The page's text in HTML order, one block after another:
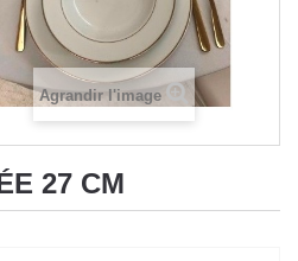
Agrandir l'image
27 CM